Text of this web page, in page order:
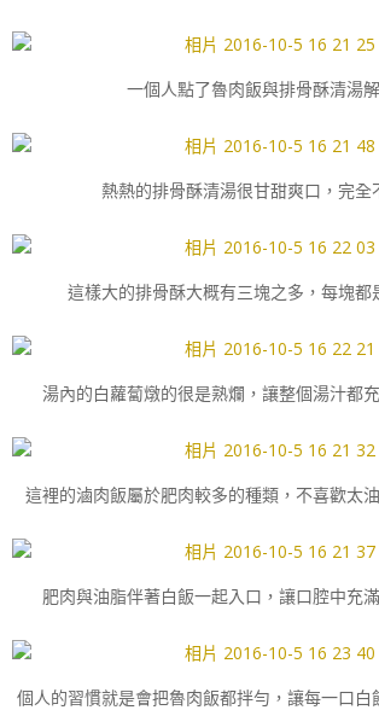
一個人點了魯肉飯與排骨酥清湯
熱熱的排骨酥清湯很甘甜爽口，完全
這樣大的排骨酥大概有三塊之多，每塊都
湯內的白蘿蔔燉的很是熟爛，讓整個湯汁都
這裡的滷肉飯屬於肥肉較多的種類，不喜歡太
肥肉與油脂伴著白飯一起入口，讓口腔中充
個人的習慣就是會把魯肉飯都拌勻，讓每一口白